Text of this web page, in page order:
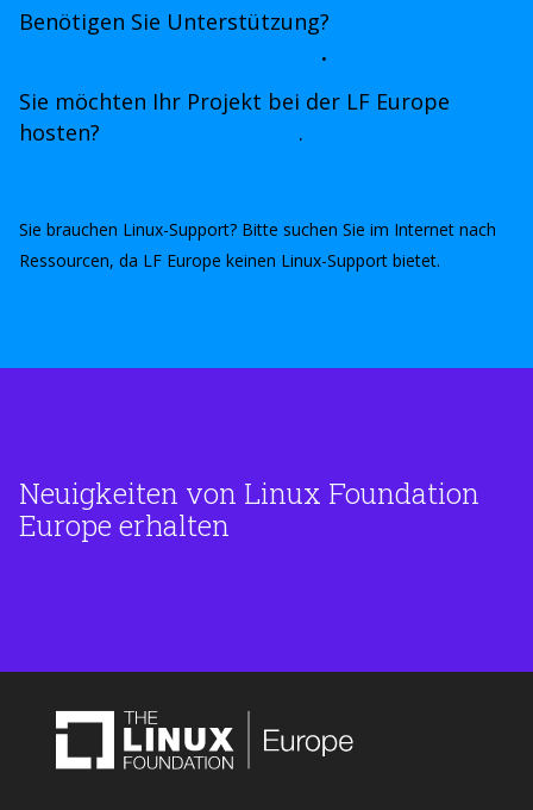
Benötigen Sie Unterstützung?
.
Sie möchten Ihr Projekt bei der LF Europe
hosten?
.
Sie brauchen Linux-Support? Bitte suchen Sie im Internet nach
Ressourcen, da LF Europe keinen Linux-Support bietet.
Neuigkeiten von Linux Foundation
Europe erhalten